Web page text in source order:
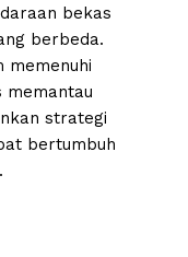
bekas
berbeda.
memenuhi
memantau
strategi
bertumbuh